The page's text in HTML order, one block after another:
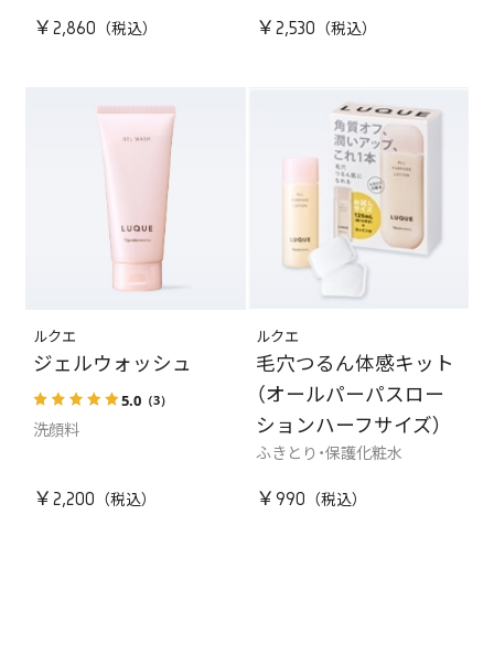
￥2,860 ￥2,530
ルクエ
ジェルウォッシュ
5.0 （3）
洗顔料
￥2,200
ルクエ
毛穴つるん体感キット
（オールパーパスロー
ションハーフサイズ）
ふきとり・保護化粧水
￥990